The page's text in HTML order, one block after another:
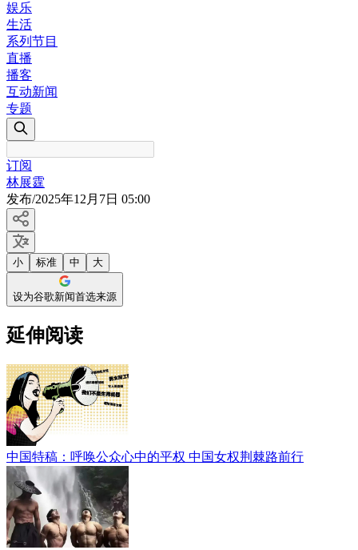
娱乐
生活
系列节目
直播
播客
互动新闻
专题
订阅
林展霆
发布/2025年12月7日 05:00
小 标准 中 大
设为谷歌新闻首选来源
延伸阅读
中国特稿：呼唤公众心中的平权 中国女权荆棘路前行